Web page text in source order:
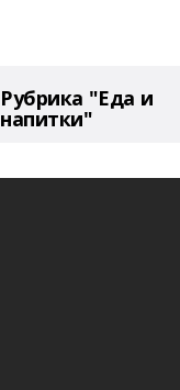
Рубрика "Еда и
напитки"